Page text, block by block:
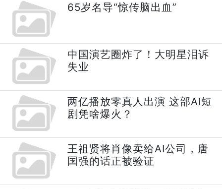
65岁名导“惊传脑出血”
中国演艺圈炸了！大明星泪诉
失业
两亿播放零真人出演 这部AI短
剧凭啥爆火？
王祖贤将肖像卖给AI公司，唐
国强的话正被验证